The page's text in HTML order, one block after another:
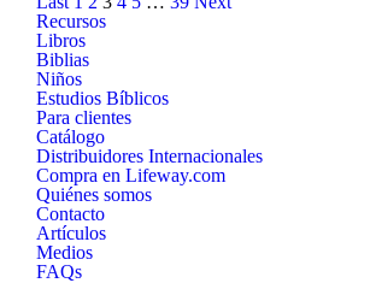
Recursos
Libros
Biblias
Niños
Estudios Bíblicos
Para clientes
Catálogo
Distribuidores Internacionales
Compra en Lifeway.com
Quiénes somos
Contacto
Artículos
Medios
FAQs